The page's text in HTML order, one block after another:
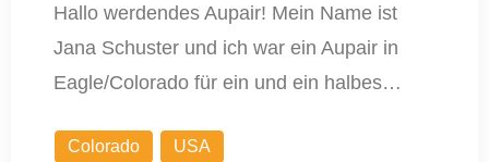
Hallo werdendes Aupair! Mein Name ist
Jana Schuster und ich war ein Aupair in
Eagle/Colorado für ein und ein halbes…
Colorado USA